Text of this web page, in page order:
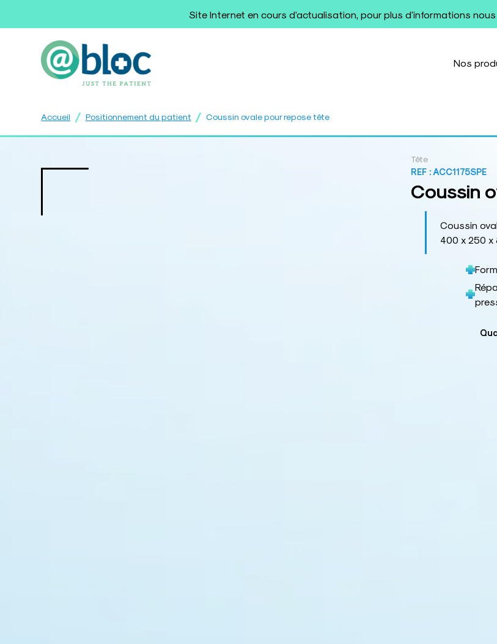
Site Internet en cours d'actualisation, pour plus d'informations
Nos
Accueil / Positionnement du patient / Coussin ovale pour repose tête
Tête
REF : ACC1175SPE
Coussin
Coussin
400 x 250 x